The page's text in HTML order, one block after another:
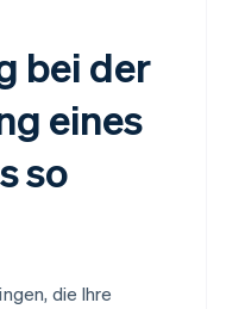
bei der
eines
so
die Ihre